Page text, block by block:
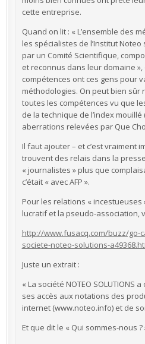
cette entreprise.
Quand on lit : « L’ensemble des
les spécialistes de l’Institut
par un Comité Scientifique,
et reconnus dans leur domaine
compétences ont ces gens pour
méthodologies. On peut bien sûr
toutes les compétences vu que
de la technique de l’index mouillé
aberrations relevées par Que
Il faut ajouter – et c’est vraiment
trouvent des relais dans la
« journalistes » plus que
c’était « avec AFP ».
Pour les relations « incestueuses
lucratif et la pseudo-association,
http://www.fusacq.com/buzz/go-
societe-noteo-solutions-
Juste un extrait :
« La société NOTEO SOLUTIONS
ses accès aux notations des
internet (www.noteo.info) et de
Et que dit le « Qui sommes-nous